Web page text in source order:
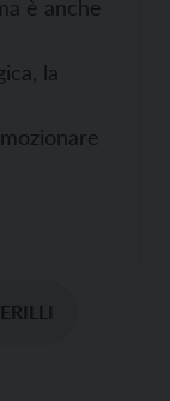
è anche
la